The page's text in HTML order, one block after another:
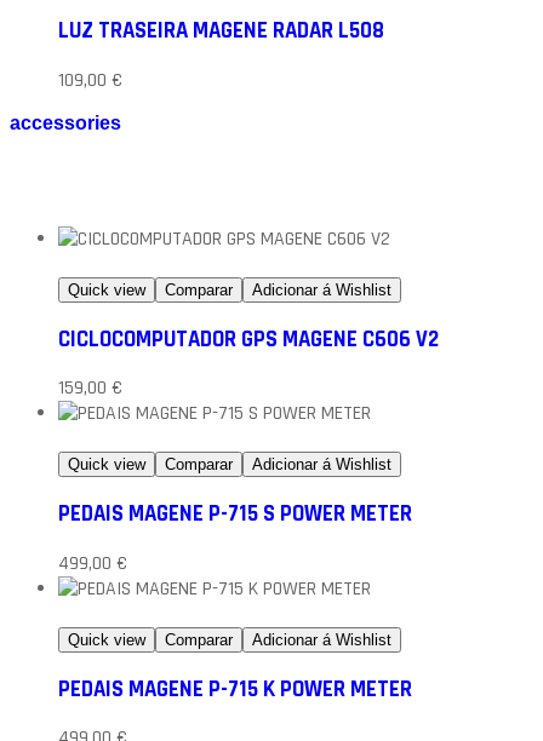
LUZ TRASEIRA MAGENE RADAR L508
109,00 €
accessories
Quick view Comparar Adicionar á Wishlist
CICLOCOMPUTADOR GPS MAGENE C606 V2
159,00 €
Quick view Comparar Adicionar á Wishlist
PEDAIS MAGENE P-715 S POWER METER
499,00 €
Quick view Comparar Adicionar á Wishlist
PEDAIS MAGENE P-715 K POWER METER